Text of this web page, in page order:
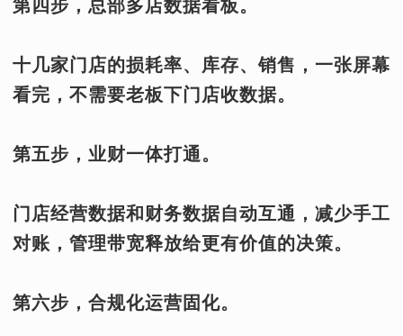
第四步，总部多店数据看板。
十几家门店的损耗率、库存、销售，一张屏幕
看完，不需要老板下门店收数据。
第五步，业财一体打通。
门店经营数据和财务数据自动互通，减少手工
对账，管理带宽释放给更有价值的决策。
第六步，合规化运营固化。